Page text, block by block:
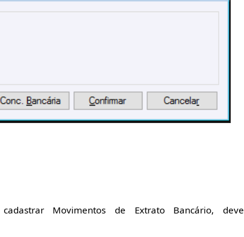
Movimentos de Extrato Bancário, deve